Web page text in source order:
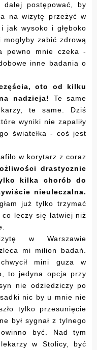
dalej postępować, by
na wizytę przeżyć w
jak wysoko i głęboko
zabić zdrową
mnie czeka -
inne badania o
oto od kilku
nadzieja!
Te same
te same. Dziś
wyniki nie zapaliły
światełka - coś jest
w korytarz z coraz
drastycznie
kilka chorób do
nieuleczalna.
już tylko trzymać
leczy się łatwiej niż
w Warszawie
mi milion badań.
mini guza w
to jedyna opcja przy
nie odziedziczy po
nic by u mnie nie
tylko przesunięcie
był sygnał z tylnego
być. Nad tym
w Stolicy, być